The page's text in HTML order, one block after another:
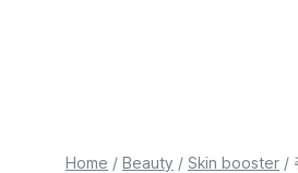
Home / Beauty / Skin booster /